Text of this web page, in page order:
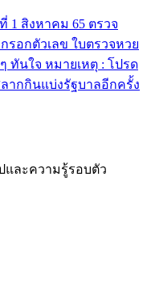
1 สิงหาคม 65 ตรวจ
รอกตัวเลข ใบตรวจหวย
ทันใจ หมายเหตุ : โปรด
ากกินแบ่งรัฐบาลอีกครั้ง
และความรู้รอบตัว